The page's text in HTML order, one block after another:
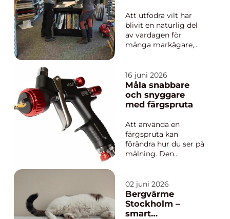
mer behagligt året
om. Med moderna
värmepu...
Att utfodra vilt har
blivit en naturlig del
av vardagen för
många markägare,
Härjedalen. Klimatet
är krävande, vintrarna
långa och
betesresurserna
året. Genomtänkt
viltfoder gör stor
skillnad för b...
16 juni 2026
Måla snabbare
och snyggare
med färgspruta
Att använda en
färgspruta kan
förändra hur du ser på
målning. Den
precision och
effektivitet som kan
lyfta ditt projekt till
nya höjder. Oavsett
02 juni 2026
Bergvärme
Stockholm –
smart